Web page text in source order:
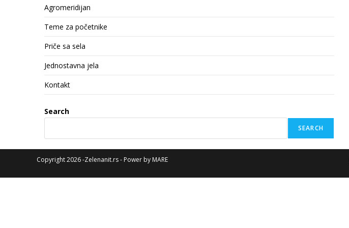
Agromeridijan
Teme za početnike
Priče sa sela
Jednostavna jela
Kontakt
Search
SEARCH
Copyright 2026 -Zelenanit.rs - Power by MARE